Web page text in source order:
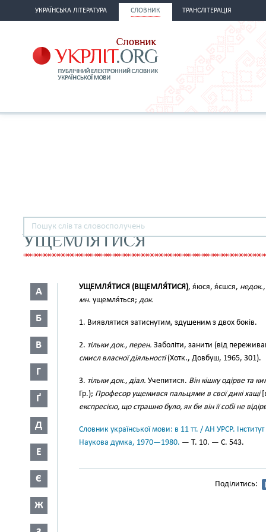
УКРАЇНСЬКА ЛІТЕРАТУРА СЛОВНИК ТРАНСЛІТЕРАЦІЯ
УЩЕМЛЯТИСЯ
А
Б
В
Г
Ґ
Д
Е
Є
Ж
УЩЕМЛЯ́ТИСЯ (ВЩЕМЛЯ́ТИСЯ), я́юся, я́єшся, недок.,
мн. ущемля́ться; док.
1. Виявлятися затиснутим, здушеним з двох боків.
2. тільки док., перен. Заболіти, занити (від
смисл власної діяльності(Хотк., Довбуш, 1965, 301).
3. тільки док., діал. Учепитися. Він кішку одірве та
Гр.); Професор ущемився пальцями в свої дикі хащі
експресією, що страшно було, як би він її собі не
Словник української мови: в 11 тт. / АН УРСР.
Наукова думка, 1970—1980. — Т. 10. — С. 543.
Поділитись: